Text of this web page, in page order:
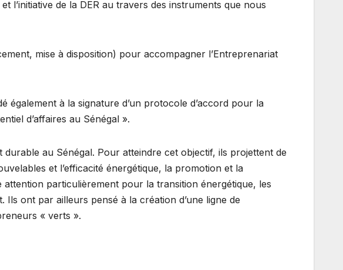
de la DER au travers des instruments que nous
mise à disposition) pour accompagner l’Entreprenariat
également à la signature d’un protocole d’accord pour la
d’affaires au Sénégal ».
au Sénégal. Pour atteindre cet objectif, ils projettent de
et l’efficacité énergétique, la promotion et la
particulièrement pour la transition énergétique, les
Ils ont par ailleurs pensé à la création d’une ligne de
« verts ».